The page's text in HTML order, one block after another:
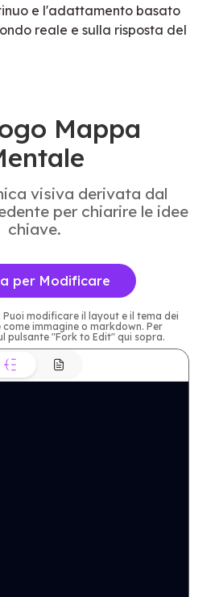
e l'adattamento basato
reale e sulla risposta del
Mappa
visiva derivata dal
per chiarire le idee
chiave.
per Modificare
modificare il layout e il tema dei
immagine o markdown. Per
pulsante "Fork to Edit" qui sopra.